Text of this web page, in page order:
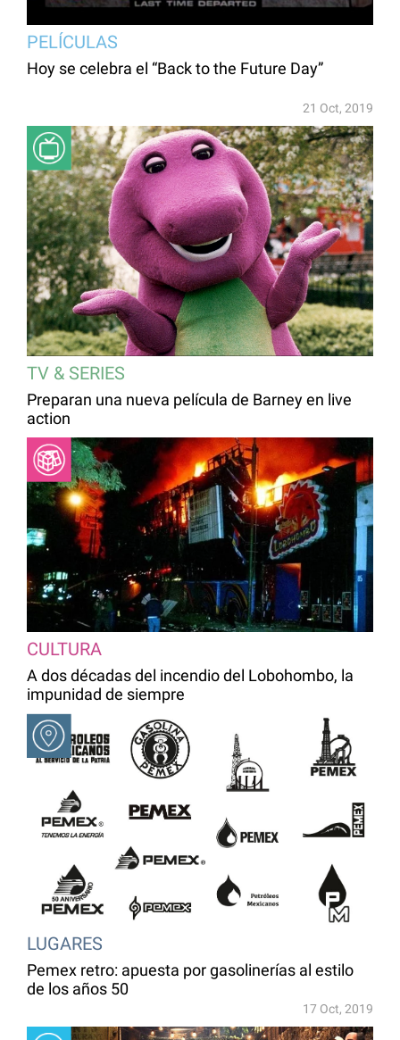
PELÍCULAS
Hoy se celebra el “Back to the Future Day”
21 Oct, 2019
TV & SERIES
Preparan una nueva película de Barney en live
action
CULTURA
A dos décadas del incendio del Lobohombo, la
impunidad de siempre
LUGARES
Pemex retro: apuesta por gasolinerías al estilo
de los años 50
17 Oct, 2019